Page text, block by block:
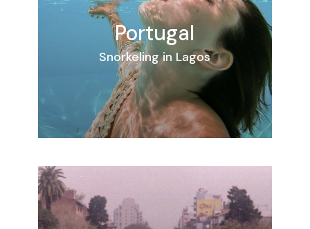
Portugal
Snorkeling in Lagos